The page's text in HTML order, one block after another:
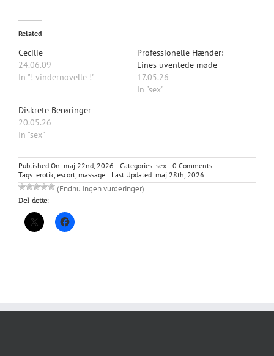
Related
Cecilie
24.06.09
In "! vindernovelle !"
Professionelle Hænder:
Lines uventede møde
17.05.26
In "sex"
Diskrete Berøringer
20.05.26
In "sex"
Published On: maj 22nd, 2026 Categories: sex 0 Commentson
bag
Tags: erotik escort massage Last Updated: maj 28th, 2026
(Endnu ingen vurderinger)
Del dette: